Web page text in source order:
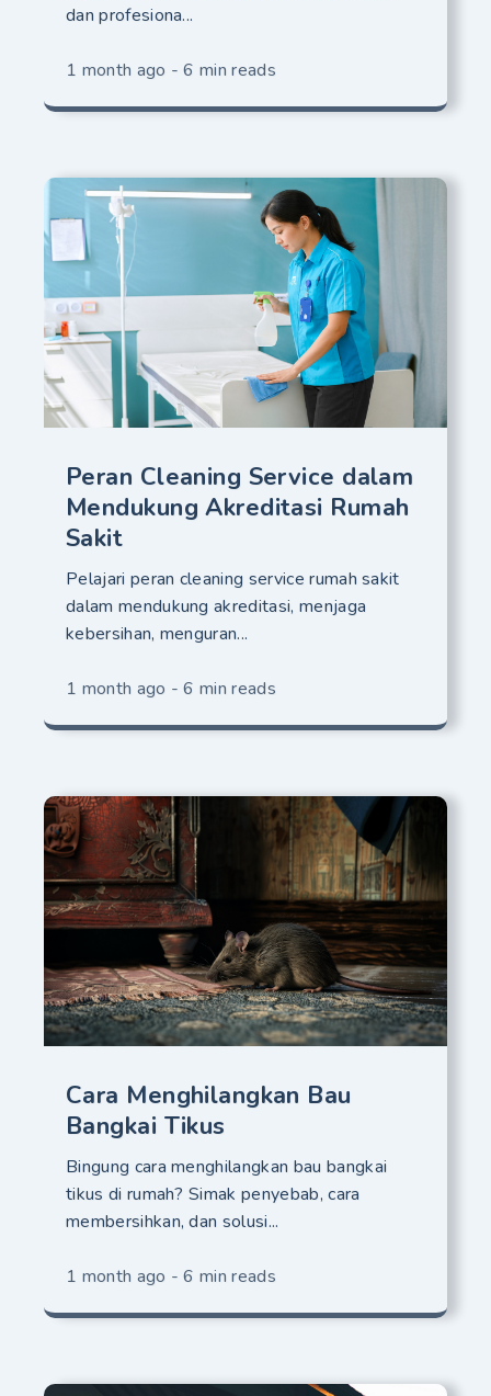
dan profesiona...
1 month ago - 6 min reads
Peran Cleaning Service dalam
Mendukung Akreditasi Rumah
Sakit
Pelajari peran cleaning service rumah sakit
dalam mendukung akreditasi, menjaga
kebersihan, menguran...
1 month ago - 6 min reads
Cara Menghilangkan Bau
Bangkai Tikus
Bingung cara menghilangkan bau bangkai
tikus di rumah? Simak penyebab, cara
membersihkan, dan solusi...
1 month ago - 6 min reads